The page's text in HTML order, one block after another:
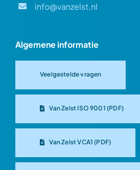
info@vanzelst.nl
Algemene informatie
Veelgestelde vragen
Van Zelst ISO 9001 (PDF)
Van Zelst VCA1 (PDF)